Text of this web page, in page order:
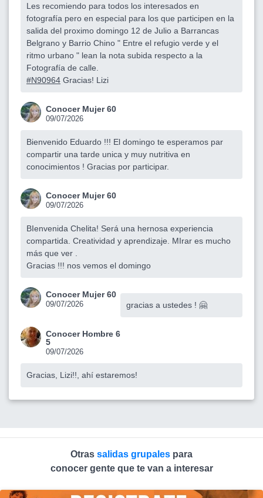
Les recomiendo para todos los interesados en
fotografía pero en especial para los que participen en la
salida del proximo domingo 12 de Julio a Barrancas
Belgrano y Barrio Chino " Entre el refugio verde y el
ritmo urbano " lean la nota subida respecto a la
Fotografía de calle.
#N90964 Gracias! Lizi
Conocer Mujer 60
09/07/2026
Bienvenido Eduardo !!! El domingo te esperamos par
compartir una tarde unica y muy nutritiva en
conocimientos ! Gracias por participar.
Conocer Mujer 60
09/07/2026
BIenvenida Chelita! Será una hernosa experiencia
compartida. Creatividad y aprendizaje. MIrar es mucho
más que ver .
Gracias !!! nos vemos el domingo
Conocer Mujer 60
09/07/2026 gracias a ustedes ! 🤗
Conocer Hombre 6
5
09/07/2026
Gracias, Lizi!!, ahí estaremos!
Otras salidas grupales para
conocer gente que te van a interesar